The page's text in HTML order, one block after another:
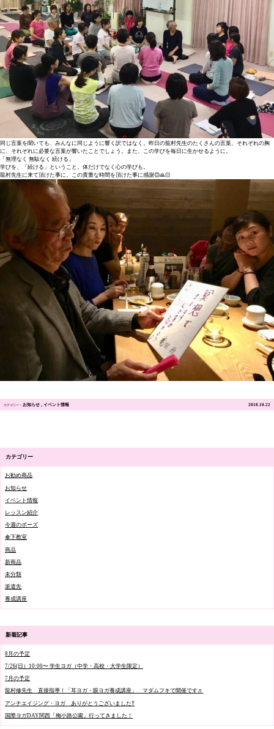
同じ言葉を聞いても、みんなに同じように響く訳ではなく。昨日の龍村先生のたくさんの言葉、それぞれの胸
に、それぞれに必要な言葉が響いたことでしょう。また、この学びを毎日に生かせるように。
「無理なく 無駄なく 続ける」
学びを、「続ける」ということ。体だけでなく心の学びも。
龍村先生に来て頂けた事に。この貴重な時間を頂けた事に感謝😊🙏🏻
2018.10.22
お知らせ イベント情報
カテゴリー
お勧め商品
お知らせ
イベント情報
レッスン紹介
今週のポーズ
傘下教室
商品
新商品
未分類
派遣先
養成講座
新着記事
8月の予定
7/26(日）10:00〜 学生ヨガ（中学・高校・大学生限定）
7月の予定
龍村修先生 直接指導！「耳ヨガ・眼ヨガ養成講座」 マダムフキで開催です♬
アンチエイジング・ヨガ ありがとうございました‼️
国際ヨガDAY関西「梅小路公園」行ってきました！